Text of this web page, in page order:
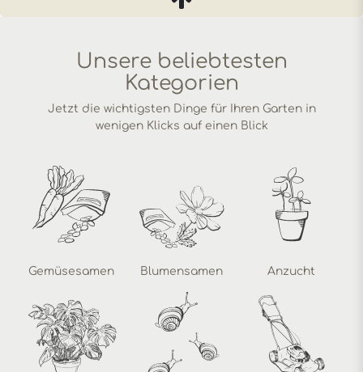
Unsere beliebtesten
Kategorien
Jetzt die wichtigsten Dinge für Ihren Garten in
wenigen Klicks auf einen Blick
Gemüsesamen Blumensamen Anzucht